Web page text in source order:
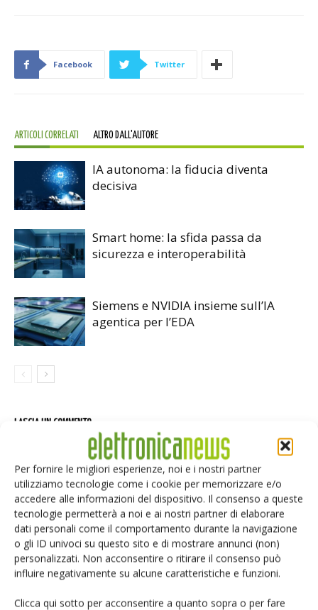
Per fornire le migliori esperienze, noi e i nostri partner
utilizziamo tecnologie come i cookie per memorizzare e/o
accedere alle informazioni del dispositivo. Il consenso a queste
tecnologie permetterà a noi e ai nostri partner di elaborare
dati personali come il comportamento durante la navigazione
o gli ID univoci su questo sito e di mostrare annunci (non)
personalizzati. Non acconsentire o ritirare il consenso può
influire negativamente su alcune caratteristiche e funzioni.
Clicca qui sotto per acconsentire a quanto sopra o per fare
Facebook Twitter
ARTICOLI CORRELATI ALTRO DALL'AUTORE
IA autonoma: la fiducia diventa
decisiva
Smart home: la sfida passa da
sicurezza e interoperabilità
Siemens e NVIDIA insieme sull’IA
agentica per l’EDA
LASCIA UN COMMENTO